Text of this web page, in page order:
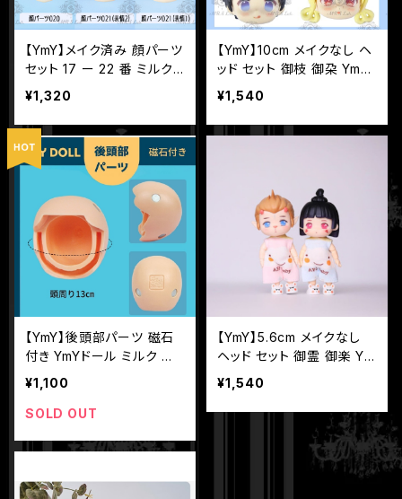
【YmY】メイク済み 顔パーツ
セット 17 ー 22 番 ミルク
肌 YmYドール
¥1,320
【YmY】10cm メイクなし ヘ
ッド セット 御枝 御朶 YmY
ドール 10cmドール
¥1,540
【YmY】後頭部パーツ 磁石
付き YmYドール ミルク ホ
ワイト
¥1,100
SOLD OUT
【YmY】5.6cm メイクなし
ヘッド セット 御霊 御楽 Ym
Yドール 幼ボディ 専用
¥1,540